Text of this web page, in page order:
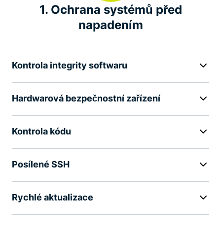
Posouváme oborové standardy
1. Ochrana systémů před
napadením
Kontrola integrity softwaru
Hardwarová bezpečnostní zařízení
Kontrola kódu
Posílené SSH
Rychlé aktualizace